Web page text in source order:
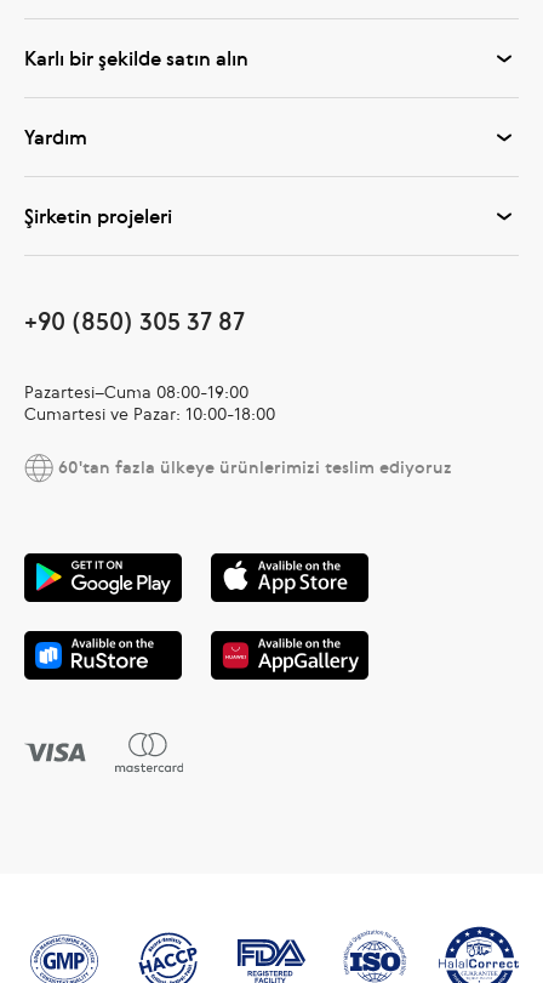
Karlı bir şekilde satın alın
Yardım
Şirketin projeleri
+90 (850) 305 37 87
Pazartesi–Cuma 08:00-19:00
Cumartesi ve Pazar: 10:00-18:00
60'tan fazla ülkeye ürünlerimizi teslim ediyoruz